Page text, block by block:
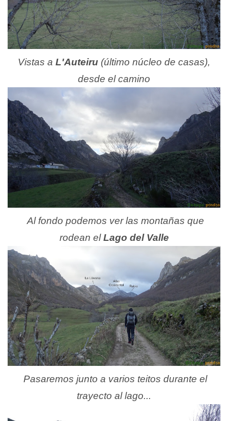
Vistas a L'Auteiru (último núcleo de casas),
desde el camino
Al fondo podemos ver las montañas que
rodean elLago del Valle
Pasaremos junto a varios teitos durante el
trayecto al lago...